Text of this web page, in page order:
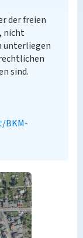
der freien
nicht
unterliegen
sind.
BKM-